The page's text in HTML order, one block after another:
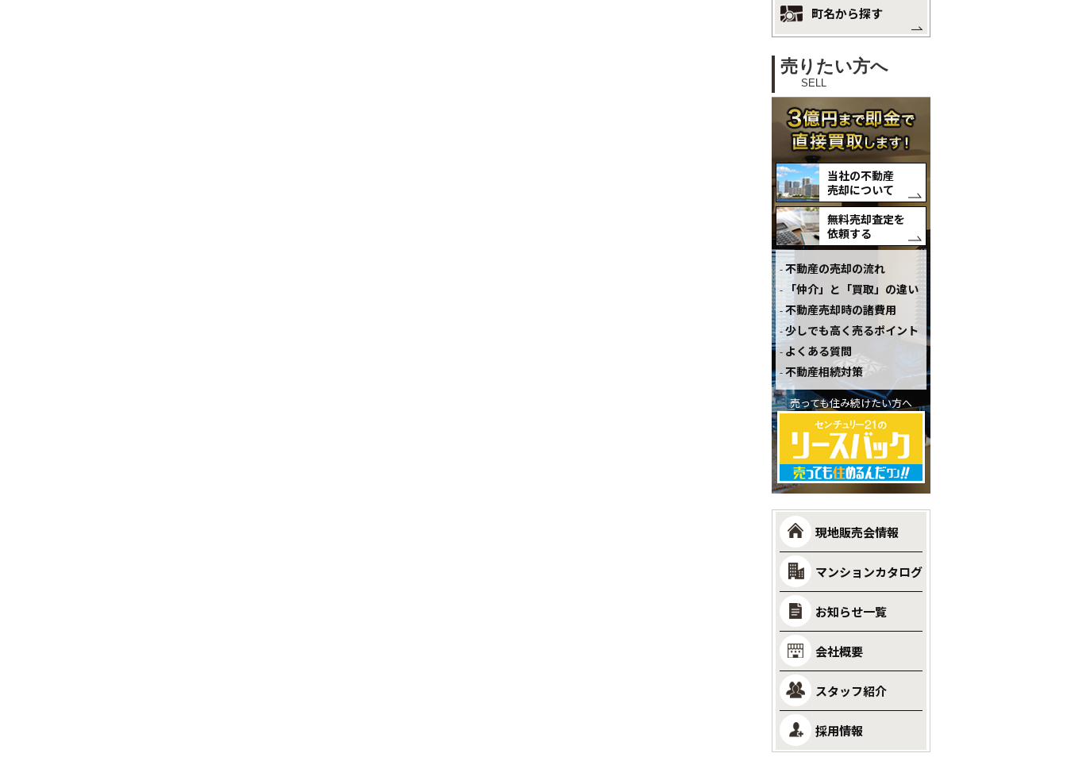
町名から探す
売りたい方へ
SELL
当社の不動産
売却について
無料売却査定を
依頼する
不動産の売却の流れ
「仲介」と「買取」の違い
不動産売却時の諸費用
少しでも高く売るポイント
よくある質問
不動産相続対策
売っても住み続けたい方へ
現地販売会情報
マンションカタログ
お知らせ一覧
会社概要
スタッフ紹介
採用情報